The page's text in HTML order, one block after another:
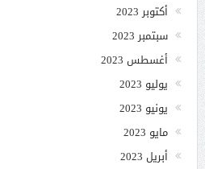
أكتوبر 2023
سبتمبر 2023
أغسطس 2023
يوليو 2023
يونيو 2023
مايو 2023
أبريل 2023